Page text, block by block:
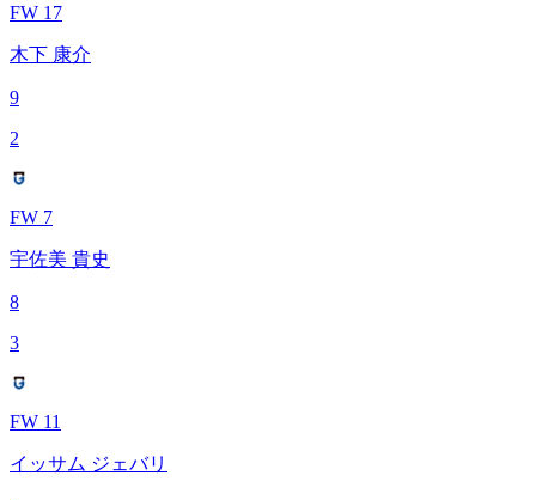
FW 17
木下 康介
9
2
FW 7
宇佐美 貴史
8
3
FW 11
イッサム ジェバリ